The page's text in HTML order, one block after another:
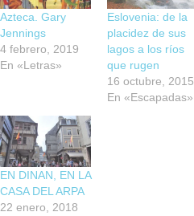
Azteca. Gary
Jennings
4 febrero, 2019
En «Letras»
Eslovenia: de la
placidez de sus
lagos a los ríos
que rugen
16 octubre, 2015
En «Escapadas»
EN DINAN, EN LA
CASA DEL ARPA
22 enero, 2018